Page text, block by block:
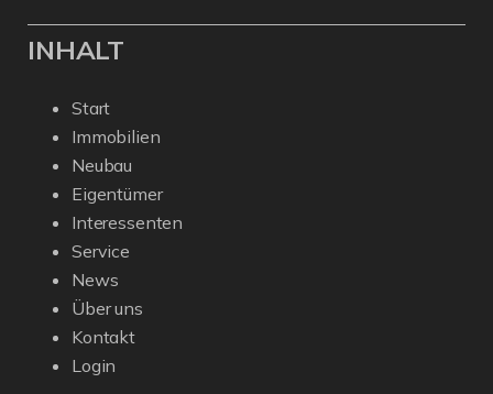
INHALT
Start
Immobilien
Neubau
Eigentümer
Interessenten
Service
News
Über uns
Kontakt
Login